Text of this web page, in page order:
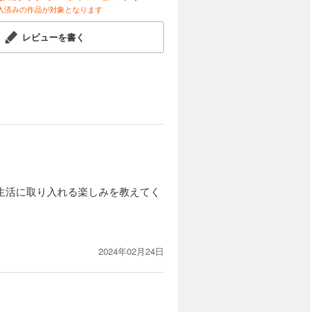
済みの作品が対象となります
レビューを書く
に取り入れる楽しみを教えてく
2024年02月24日